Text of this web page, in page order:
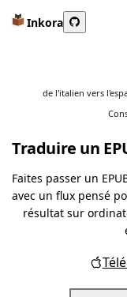
Inkora
de l'italien vers
Traduire un
Faites passer un
avec un flux pensé
résultat sur